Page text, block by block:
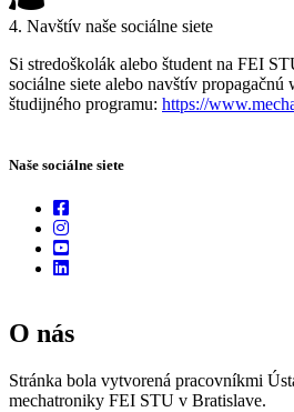
4. Navštív naše sociálne siete
Si stredoškolák alebo študent na FEI
sociálne siete alebo navštív propagačnú
študijného programu: https://
Naše sociálne siete
O nás
Stránka bola vytvorená pracovníkmi
mechatroniky FEI STU v Bratislave.